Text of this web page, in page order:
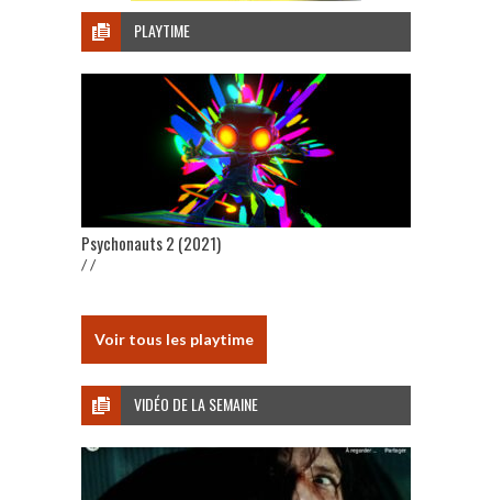
PLAYTIME
Psychonauts 2 (2021)
/ /
Voir tous les playtime
VIDÉO DE LA SEMAINE